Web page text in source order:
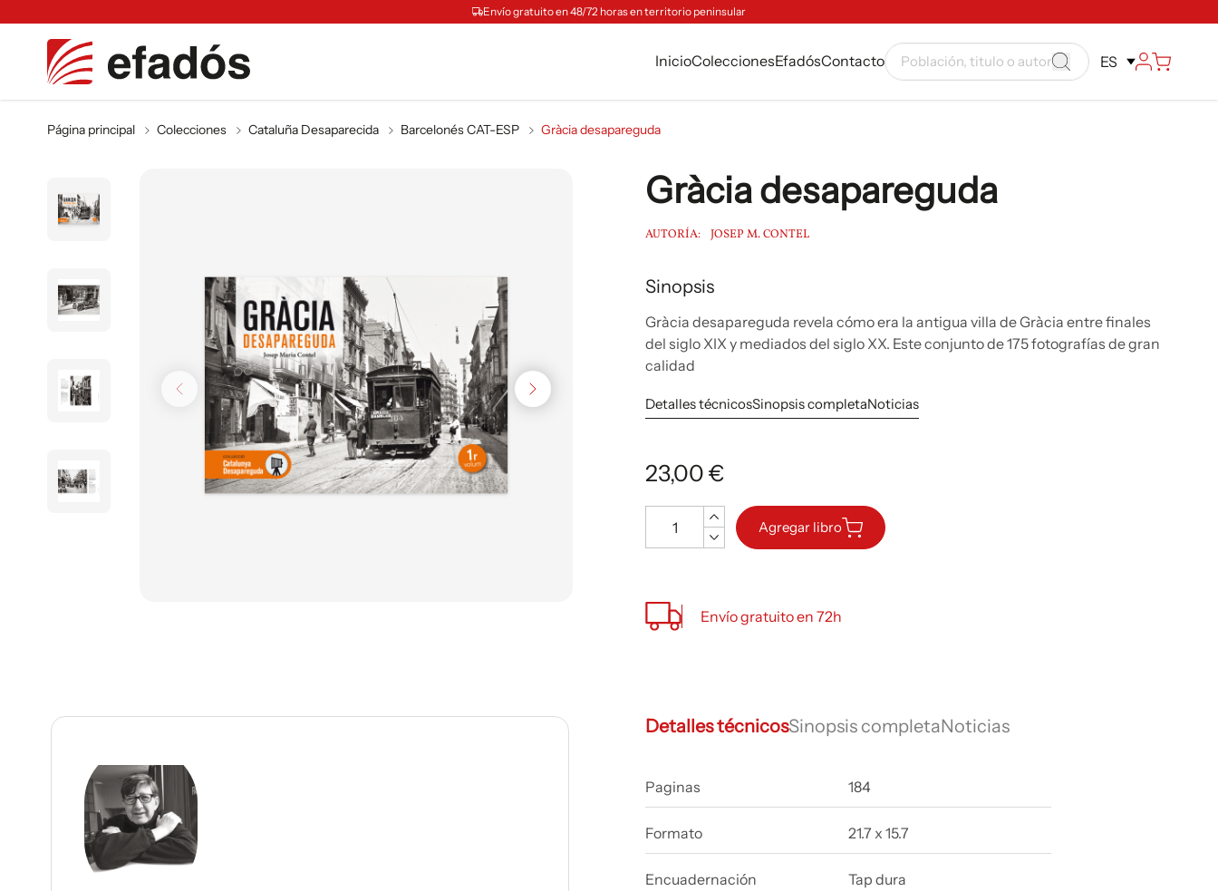
Envío gratuito en 48/72 horas en territorio peninsular
InicioColeccionesEfadósContacto ES
Página principal Colecciones Cataluña Desaparecida Barcelonés CAT-ESP Gràcia desapareguda
Gràcia desapareguda
AUTORÍA: JOSEP M. CONTEL
Sinopsis
Gràcia desapareguda revela cómo era la antigua villa de Gràcia entre finales
del siglo XIX y mediados del siglo XX. Este conjunto de 175 fotografías de gran
calidad
Detalles técnicosSinopsis completaNoticias
23,00 €
Agregar libro
Envío gratuito en 72h
Detalles técnicosSinopsis completaNoticias
Paginas 184
Formato 21.7 x 15.7
Encuadernación Tap dura